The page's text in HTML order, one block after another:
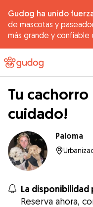
Gudog ha unido
de mascotas y
más grande y confiable
Tu
cuidado!
Paloma
La
Reserva ahora,